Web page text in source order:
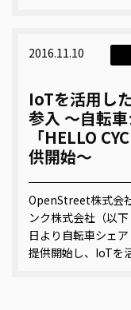
2016.11.10
IoTを活用し
参入 ～自転
「HELLO
供開始～
OpenStreet株式会
ンク株式会社（以
日より自転車シェ
提供開始し、IoTを